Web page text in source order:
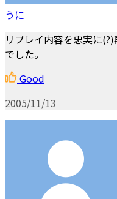
うに
リプレイ内容を忠実に
でした。
Good
2005/11/13